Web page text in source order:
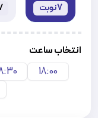
7نوبت
انتخاب ساعت
18:00